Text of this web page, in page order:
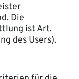
Die
ist Art.
des Users).